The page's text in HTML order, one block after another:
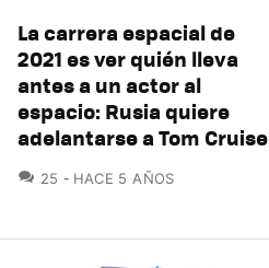
La carrera espacial de
2021 es ver quién lleva
antes a un actor al
espacio: Rusia quiere
adelantarse a Tom Cruise
25 COMENTARIOS
HACE 5 AÑOS